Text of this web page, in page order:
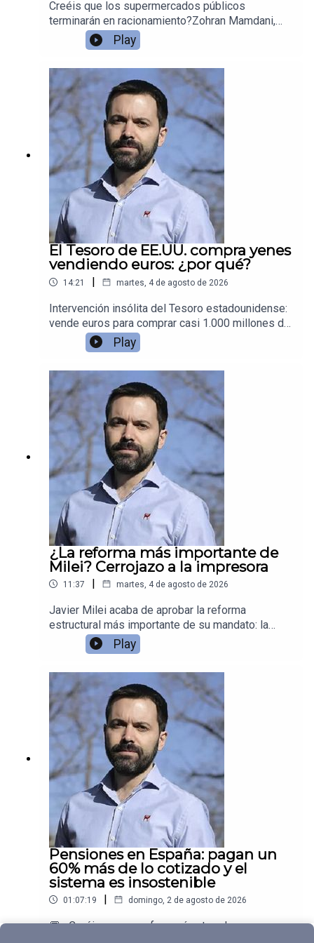
Creéis que los supermercados públicos
terminarán en racionamiento?Zohran Mamdani,
alcalde de Nueva York, prometió supermercados
públicos con descuentos de hasta el 30% en
productos básicos. El problema: esa rebaja no
viene de mejor gestión, sino de subsidios
pagados por el contribuyente.Juan Ramón Rallo
explica por qué esta política genera arbitraje
especulativo, acaparamiento y la necesidad de
racionar con tarjetas de fidelización (el
equivalente neoyorquino a la libreta de
abastecimiento cubana). Una receta fallida que ya
se aplicó en Cuba y Venezuela.
Play
El Tesoro de EE.UU. compra yenes
vendiendo euros: ¿por qué?
14:21 | martes, 4 de agosto de 2026
Intervención insólita del Tesoro estadounidense:
vende euros para comprar casi 1.000 millones de
dólares en yenes.
Play
¿La reforma más importante de
Milei? Cerrojazo a la impresora
11:37 | martes, 4 de agosto de 2026
Javier Milei acaba de aprobar la reforma
estructural más importante de su mandato: la
nueva Carta Orgánica del Banco Central y unas
reglas fiscales que ponen grilletes al Tesoro
Play
Pensiones en España: pagan un
60% más de lo cotizado y el
sistema es insostenible
01:07:19 | domingo, 2 de agosto de 2026
💬 ¿Creéis que se reformará antes de que sea